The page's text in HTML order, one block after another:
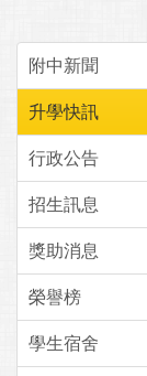
附中新聞
升學快訊
行政公告
招生訊息
獎助消息
榮譽榜
學生宿舍